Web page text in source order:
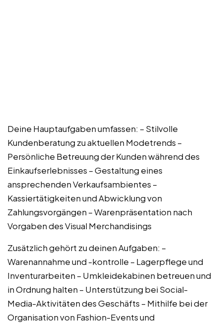
Deine Hauptaufgaben umfassen: – Stilvolle
Kundenberatung zu aktuellen Modetrends –
Persönliche Betreuung der Kunden während des
Einkaufserlebnisses – Gestaltung eines
ansprechenden Verkaufsambientes –
Kassiertätigkeiten und Abwicklung von
Zahlungsvorgängen – Warenpräsentation nach
Vorgaben des Visual Merchandisings
Zusätzlich gehört zu deinen Aufgaben: –
Warenannahme und -kontrolle – Lagerpflege und
Inventurarbeiten – Umkleidekabinen betreuen und
in Ordnung halten – Unterstützung bei Social-
Media-Aktivitäten des Geschäfts – Mithilfe bei der
Organisation von Fashion-Events und